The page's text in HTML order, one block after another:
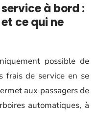
à bord :
ce qui ne
possible de
frais de service en se
aux passagers de
automatiques, à